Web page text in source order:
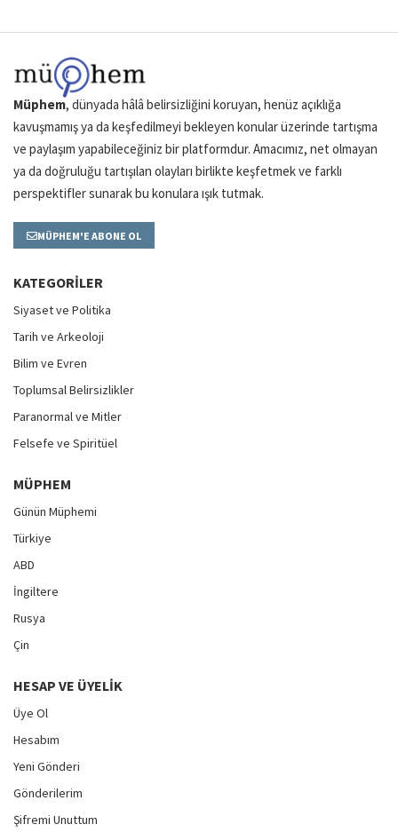
Müphem, dünyada hâlâ belirsizliğini koruyan, henüz açıklığa
kavuşmamış ya da keşfedilmeyi bekleyen konular üzerinde tartışma
ve paylaşım yapabileceğiniz bir platformdur. Amacımız, net olmayan
ya da doğruluğu tartışılan olayları birlikte keşfetmek ve farklı
perspektifler sunarak bu konulara ışık tutmak.
MÜPHEM'E ABONE OL
KATEGORILER
Siyaset ve Politika
Tarih ve Arkeoloji
Bilim ve Evren
Toplumsal Belirsizlikler
Paranormal ve Mitler
Felsefe ve Spiritüel
MÜPHEM
Günün Müphemi
Türkiye
ABD
İngiltere
Rusya
Çin
HESAP VE ÜYELIK
Üye Ol
Hesabım
Yeni Gönderi
Gönderilerim
Şifremi Unuttum